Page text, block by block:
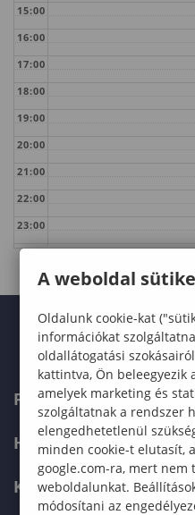
15:00
16:00
17:00
18:00
19:00
20:00
21:00
22:00
23:00
FELVÉTELIZŐKNEK
HALLGATÓKNAK
KÉPZÉSEK
A weboldal
Oldalunk cookie-kat
információkat
oldallátogatási
kattintva, Ön beleegyezik
amelyek marketing és
szolgáltatnak a rendszer
elengedhetetlenül
minden cookie-t elutasít,
google.com-ra, mert
weboldalunkat.
módosítani az